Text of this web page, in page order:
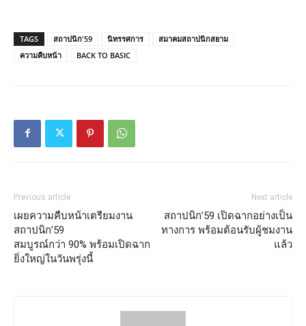
TAGS สถาปนิก'59 นิทรรศการ
สมาคมสถาปนิกสยาม
ความคืบหน้า
BACK TO BASIC
Previous article
เผยความคืบหน้าเตรียมงาน
สถาปนิก’59
สมบูรณ์กว่า 90% พร้อมเปิดฉาก
ยิ่งใหญ่ในวันพรุ่งนี้
Next article
สถาปนิก’59 เปิดฉากอย่างเป็น
ทางการ พร้อมต้อนรับผู้ชมงาน
แล้ว